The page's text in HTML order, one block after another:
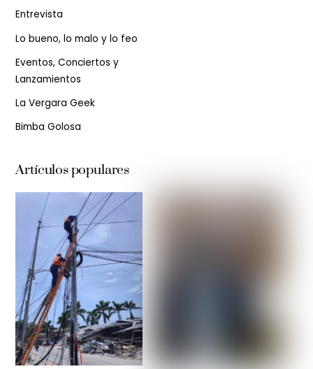
Entrevista
Lo bueno, lo malo y lo feo
Eventos, Conciertos y
Lanzamientos
La Vergara Geek
Bimba Golosa
Artículos populares